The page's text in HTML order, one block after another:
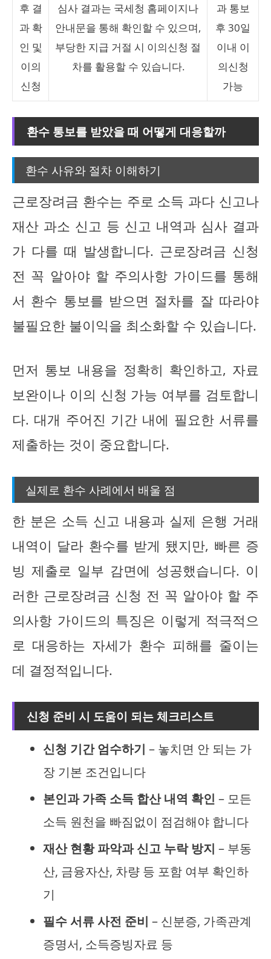
후 결
과 확
인 및
이의
신청
심사 결과는 국세청 홈페이지나
안내문을 통해 확인할 수 있으며,
부당한 지급 거절 시 이의신청 절
차를 활용할 수 있습니다.
과 통보
후 30일
이내 이
의신청
가능
환수 통보를 받았을 때 어떻게 대응할까
환수 사유와 절차 이해하기
근로장려금 환수는 주로 소득 과다 신고나
재산 과소 신고 등 신고 내역과 심사 결과
가 다를 때 발생합니다. 근로장려금 신청
전 꼭 알아야 할 주의사항 가이드를 통해
서 환수 통보를 받으면 절차를 잘 따라야
불필요한 불이익을 최소화할 수 있습니다.
먼저 통보 내용을 정확히 확인하고, 자료
보완이나 이의 신청 가능 여부를 검토합니
다. 대개 주어진 기간 내에 필요한 서류를
제출하는 것이 중요합니다.
실제로 환수 사례에서 배울 점
한 분은 소득 신고 내용과 실제 은행 거래
내역이 달라 환수를 받게 됐지만, 빠른 증
빙 제출로 일부 감면에 성공했습니다. 이
러한 근로장려금 신청 전 꼭 알아야 할 주
의사항 가이드의 특징은 이렇게 적극적으
로 대응하는 자세가 환수 피해를 줄이는
데 결정적입니다.
신청 준비 시 도움이 되는 체크리스트
신청 기간 엄수하기 – 놓치면 안 되는 가
장 기본 조건입니다
본인과 가족 소득 합산 내역 확인 – 모든
소득 원천을 빠짐없이 점검해야 합니다
재산 현황 파악과 신고 누락 방지 – 부동
산, 금융자산, 차량 등 포함 여부 확인하
기
필수 서류 사전 준비 – 신분증, 가족관계
증명서, 소득증빙자료 등